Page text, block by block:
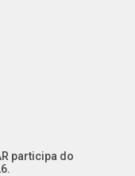
participa do